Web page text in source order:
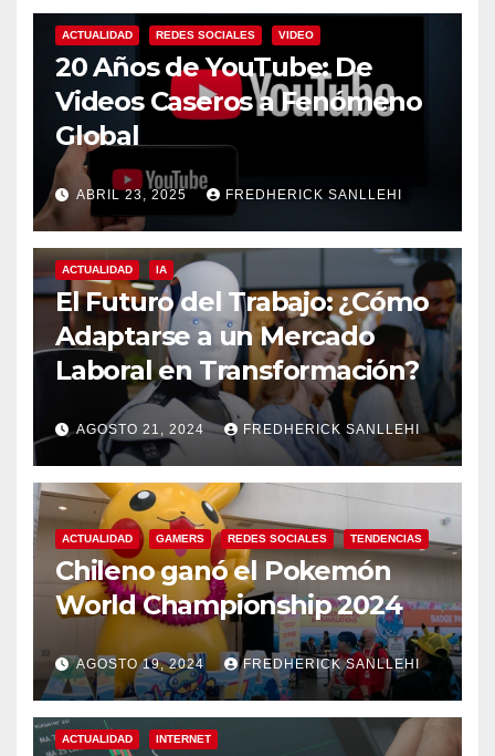
ACTUALIDAD REDES SOCIALES VIDEO
20 Años de YouTube: De
Videos Caseros a Fenómeno
Global
ABRIL 23, 2025 FREDHERICK SANLLEHI
ACTUALIDAD IA
El Futuro del Trabajo: ¿Cómo
Adaptarse a un Mercado
Laboral en Transformación?
AGOSTO 21, 2024 FREDHERICK SANLLEHI
ACTUALIDAD GAMERS REDES SOCIALES TENDENCIAS
Chileno ganó el Pokemón
World Championship 2024
AGOSTO 19, 2024 FREDHERICK SANLLEHI
ACTUALIDAD INTERNET